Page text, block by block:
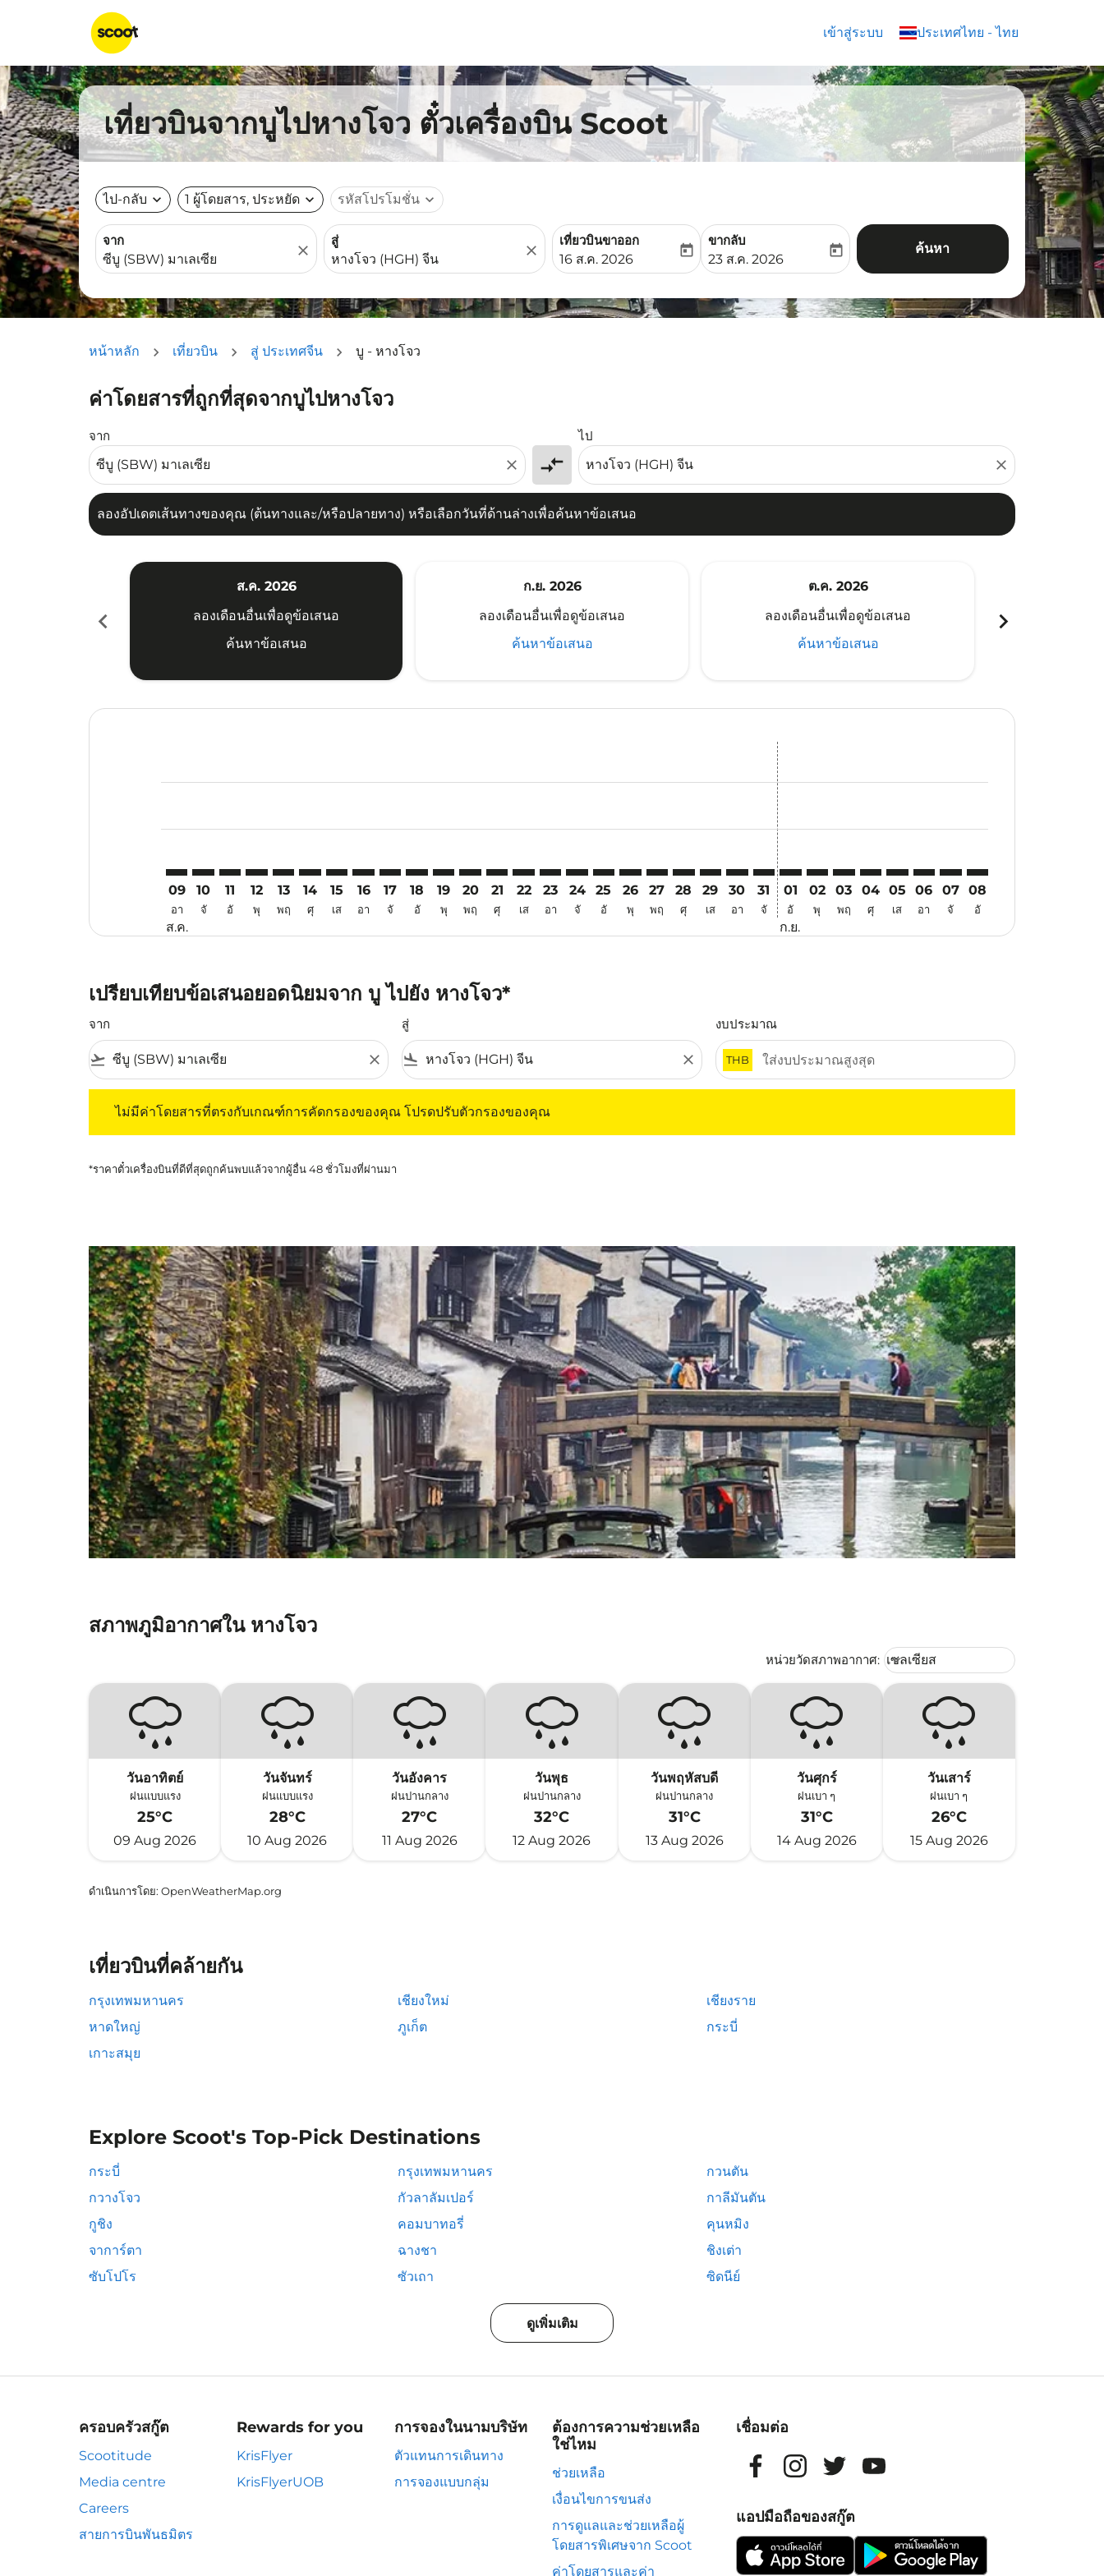
เข้าสู่ระบบ ประเทศไทย - ไทย
keyboard_arrow_down
เที่ยวบินจากบูไปหางโจว ตั๋วเครื่องบิน Scoot
ไป-กลับ expand_more 1 ผู้โดยสาร, ประหยัด expand_more รหัสโปรโมชั่น expand_more
จาก
close
สู่
close
เที่ยวบินขาออก
fc-booking-departure-date-aria-label
16 ส.ค. 2026
today
ขากลับ
fc-booking-return-date-aria-label
23 ส.ค. 2026
today ค้นหา
หน้าหลัก เที่ยวบิน สู่ ประเทศจีน บู - หางโจว
ค่าโดยสารที่ถูกที่สุดจากบูไปหางโจว
จาก
close compare_arrows
ไป
close
ลองอัปเดตเส้นทางของคุณ (ต้นทางและ/หรือปลายทาง) หรือเลือกวันที่ด้านล่างเพื่อค้นหาข้อเสนอ
ลองอัปเดตเส้นทางของคุณ (ต้นทางและ/หรือปลายทาง) หรือเลือกวันที่ด้านล่างเพื่อค้นหาข้อเสนอ
chevron_left
ส.ค. 2026
ลองเดือนอื่นเพื่อดูข้อเสนอ
ค้นหาข้อเสนอ
ก.ย. 2026
ลองเดือนอื่นเพื่อดูข้อเสนอ
ค้นหาข้อเสนอ
ต.ค. 2026
ลองเดือนอื่นเพื่อดูข้อเสนอ
ค้นหาข้อเสนอ
chevron_right
09
อา
ส.ค.
10
จั
11
อั
12
พุ
13
พฤ
14
ศุ
15
เส
16
อา
17
จั
18
อั
19
พุ
SBW–HGH: cmp-view-offers-disclaimer. ค้นหาข้อเสนอ
20
พฤ
SBW–HGH: cmp-view-offers-disclaimer. ค้นหาข้อเสนอ
21
ศุ
SBW–HGH: cmp-view-offers-disclaimer. ค้นหาข้อเสนอ
22
เส
SBW–HGH: cmp-view-offers-disclaimer. ค้นหาข้อเสนอ
23
อา
SBW–HGH: cmp-view-offers-disclaimer. ค้นหาข้อเสนอ
24
จั
SBW–HGH: cmp-view-offers-disclaimer. ค้นหาข้อเสนอ
25
อั
SBW–HGH: cmp-view-offers-disclaimer. ค้นหาข้อเสนอ
26
พุ
SBW–HGH: cmp-view-offers-disclaimer. ค้นหาข้อเสนอ
27
พฤ
SBW–HGH: cmp-view-offers-disclaimer. ค้นหาข้อเสนอ
28
ศุ
SBW–HGH: cmp-view-offers-disclaimer. ค้นหาข้อเสนอ
29
เส
SBW–HGH: cmp-view-offers-disclaimer. ค้นหาข้อเสนอ
30
อา
SBW–HGH: cmp-view-offers-disclaimer. ค้นหาข้อเสนอ
31
จั
01
อั
ก.ย.
02
พุ
03
พฤ
04
ศุ
05
เส
06
อา
07
จั
08
อั
เปรียบเทียบข้อเสนอยอดนิยมจาก บู ไปยัง หางโจว*
จาก
flight_takeoff close
สู่
flight_land close
งบประมาณ
THB
ไม่มีค่าโดยสารที่ตรงกับเกณฑ์การคัดกรองของคุณ โปรดปรับตัวกรองของคุณ
*ราคาตั๋วเครื่องบินที่ดีที่สุดถูกค้นพบแล้วจากผู้อื่น 48 ชั่วโมงที่ผ่านมา
สภาพภูมิอากาศใน หางโจว
หน่วยวัดสภาพอากาศ: Weather unit option เซลเซียส
เซลเซียส
keyboard_arrow_down
วันอาทิตย์
ฝนแบบแรง
25°C
09 Aug 2026
วันจันทร์
ฝนแบบแรง
28°C
10 Aug 2026
วันอังคาร
ฝนปานกลาง
27°C
11 Aug 2026
วันพุธ
ฝนปานกลาง
32°C
12 Aug 2026
วันพฤหัสบดี
ฝนปานกลาง
31°C
13 Aug 2026
วันศุกร์
ฝนเบา ๆ
31°C
14 Aug 2026
วันเสาร์
ฝนเบา ๆ
26°C
15 Aug 2026
ดำเนินการโดย: OpenWeatherMap.org
เที่ยวบินที่คล้ายกัน
กรุงเทพมหานคร เชียงใหม่
เชียงราย
หาดใหญ่
ภูเก็ต
กระบี่
เกาะสมุย
Explore Scoot's Top-Pick Destinations
กระบี่ กรุงเทพมหานคร
กวนตัน
กวางโจว
กัวลาลัมเปอร์
กาลีมันตัน
กูชิง
คอมบาทอรี่
คุนหมิง
จาการ์ตา
ฉางชา
ชิงเต่า
ซับโปโร
ซัวเถา ซิดนีย์
ดูเพิ่มเติม
ครอบครัวสกู๊ต
Scootitude
Media centre
Careers
สายการบินพันธมิตร
Rewards for you
KrisFlyer
KrisFlyerUOB
การจองในนามบริษัท
ตัวแทนการเดินทาง
การจองแบบกลุ่ม
ต้องการความช่วยเหลือ
ใช่ไหม
ช่วยเหลือ
เงื่อนไขการขนส่ง
การดูแลและช่วยเหลือผู้
โดยสารพิเศษจาก Scoot
ค่าโดยสารและค่า
เชื่อมต่อ
แอปมือถือของสกู๊ต